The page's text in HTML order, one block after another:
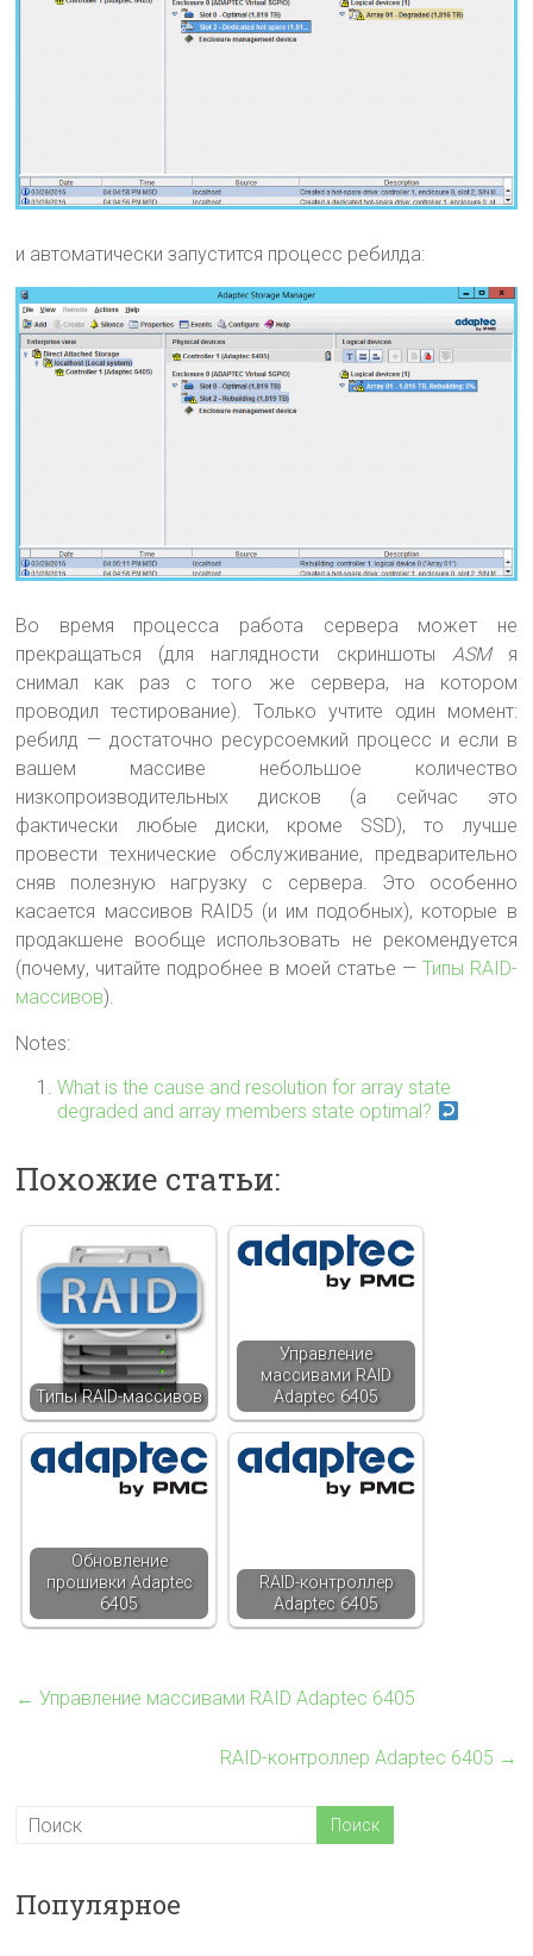
и автоматически запустится процесс ребилда:
Во время процесса работа сервера может не
прекращаться (для наглядности скриншоты ASMя
снимал как раз с того же сервера, на котором
проводил тестирование). Только учтите один момент:
ребилд — достаточно ресурсоемкий процесс и если в
вашем массиве небольшое количество
низкопроизводительных дисков (а сейчас это
фактически любые диски, кроме SSD), то лучше
провести технические обслуживание, предварительно
сняв полезную нагрузку с сервера. Это особенно
касается массивов RAID5 (и им подобных), которые в
продакшене вообще использовать не рекомендуется
(почему, читайте подробнее в моей статье — Типы RAID-
массивов).
Notes:
What is the cause and resolution for array state
degraded and array members state optimal?
Похожие статьи:
Типы RAID-массивов
Управление
массивами RAID
Adaptec 6405
Обновление
прошивки Adaptec
6405
RAID-контроллер
Adaptec 6405
← Управление массивами RAID Adaptec 6405
RAID-контроллер Adaptec 6405 →
Популярное